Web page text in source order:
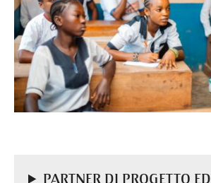
PARTNER DI PROGETTO ED